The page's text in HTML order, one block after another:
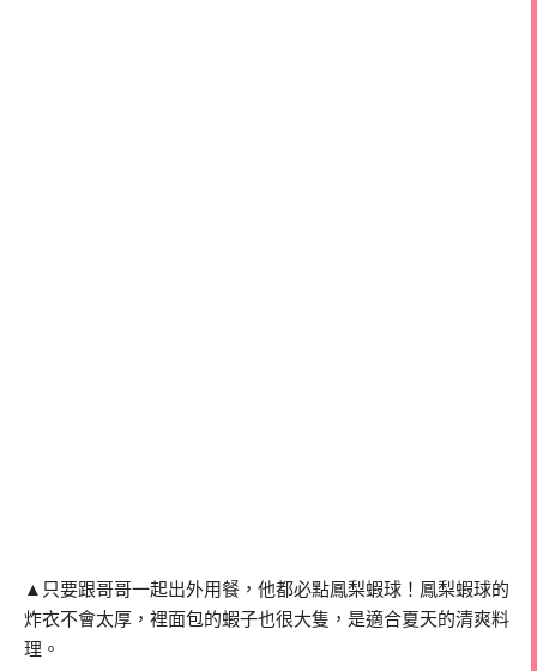
▲只要跟哥哥一起出外用餐，他都必點鳳梨蝦球！鳳梨蝦球的
炸衣不會太厚，裡面包的蝦子也很大隻，是適合夏天的清爽料
理。